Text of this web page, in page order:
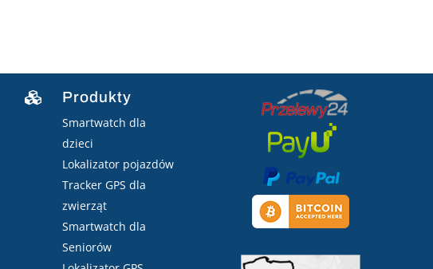
 Produkty
Smartwatch dla
dzieci
Lokalizator pojazdów
Tracker GPS dla
zwierząt
Smartwatch dla
Seniorów